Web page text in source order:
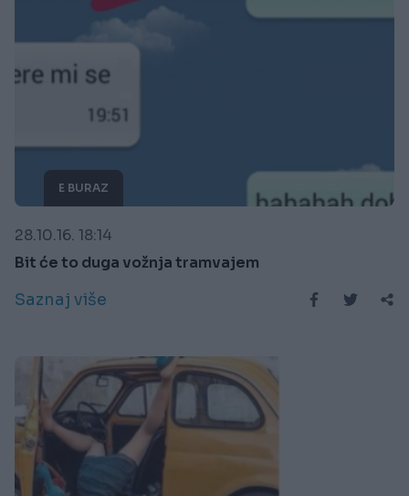
E BURAZ
28.10.16. 18:14
Bit će to duga vožnja tramvajem
Saznaj više